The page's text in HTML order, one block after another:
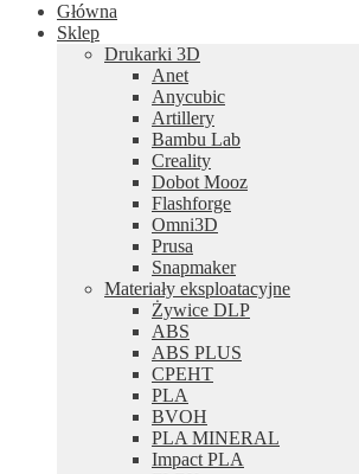
Główna
Sklep
Drukarki 3D
Anet
Anycubic
Artillery
Bambu Lab
Creality
Dobot Mooz
Flashforge
Omni3D
Prusa
Snapmaker
Materiały eksploatacyjne
Żywice DLP
ABS
ABS PLUS
CPEHT
PLA
BVOH
PLA MINERAL
Impact PLA